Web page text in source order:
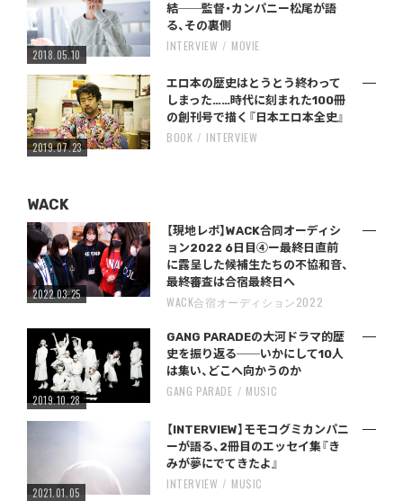
2018.05.10
結──監督・カンパニー松尾が語
る、その裏側
INTERVIEW MOVIE
2019.07.23
エロ本の歴史はとうとう終わって
しまった……時代に刻まれた100冊
の創刊号で描く『日本エロ本全史』
BOOK INTERVIEW
WACK
2022.03.25
【現地レポ】WACK合同オーディシ
ョン2022 6日目④ー最終日直前
に露呈した候補生たちの不協和音、
最終審査は合宿最終日へ
WACK合宿オーディション2022
2019.10.28
GANG PARADEの大河ドラマ的歴
史を振り返る──いかにして10人
は集い、どこへ向かうのか
GANG PARADE MUSIC
2021.01.05
【INTERVIEW】モモコグミカンパニ
ーが語る、2冊目のエッセイ集『き
みが夢にでてきたよ』
INTERVIEW MUSIC